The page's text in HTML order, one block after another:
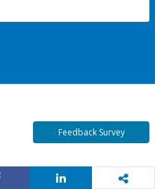
Feedback Survey